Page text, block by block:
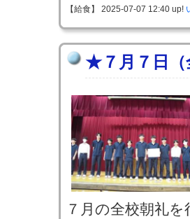
【給食】 2025-07-07 12:40 up!
★７月７日（
７月の全校朝礼